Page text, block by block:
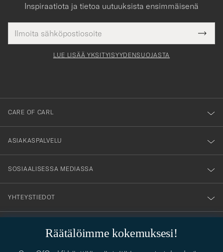
Räätälöimme kokemuksesi!
Inspiraatiota ja tietoa uutuuksista ensimmäisenä
tieto
Tack
för
dig
till
vårt
nyhetsbrev!
LUE LISÄÄ YKSITYISYYDENSUOJASTA
CARE OF CARL
ASIAKASPALVELU
SOSIAALISESSA MEDIASSA
YHTEYSTIEDOT
PUKEUTUMISNEUVONTA